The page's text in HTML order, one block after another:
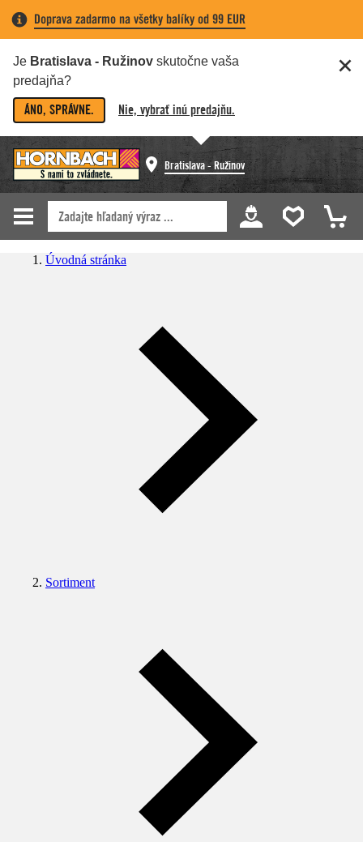
Doprava zadarmo na všetky balíky od 99 EUR
Je Bratislava - Ružinov skutočne vaša
predajňa?
ÁNO, SPRÁVNE. Nie, vybrať inú predajňu.
Bratislava - Ružinov
Úvodná stránka
Sortiment